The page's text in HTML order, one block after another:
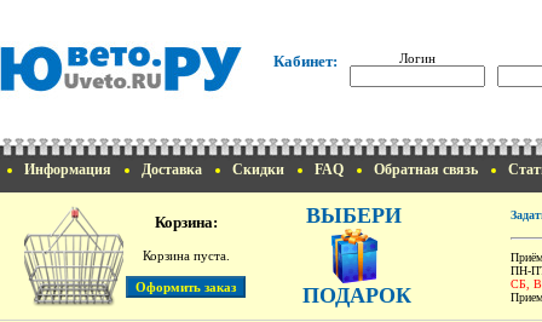
Кабинет: Логин
Информация Доставка Скидки FAQ Обратная связь
Корзина:
Корзина пуста.
ВЫБЕРИ
ПОДАРОК
ПН-
СБ,